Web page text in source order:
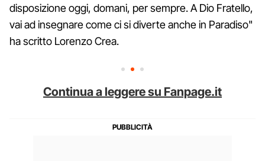
disposizione oggi, domani, per sempre. A Dio Fratello,
vai ad insegnare come ci si diverte anche in Paradiso"
ha scritto Lorenzo Crea.
Continua a leggere su Fanpage.it